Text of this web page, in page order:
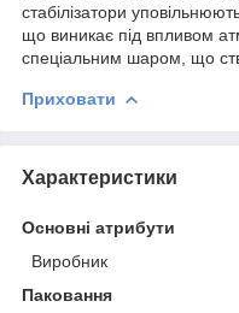
стабілізатори
що виникає під впливом
спеціальним шаром, що
Приховати
Характеристики
Основні атрибути
Виробник
Паковання